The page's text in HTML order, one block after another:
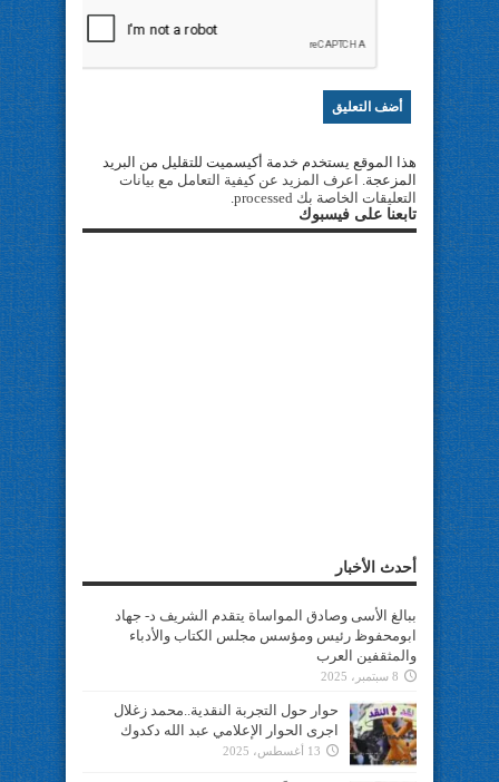
هذا الموقع يستخدم خدمة أكيسميت للتقليل من البريد
المزعجة. اعرف المزيد عن كيفية التعامل مع بيانات
التعليقات الخاصة بك processed
.
تابعنا على فيسبوك
أحدث الأخبار
ببالغ الأسى وصادق المواساة يتقدم الشريف د- جهاد
ابومحفوظ رئيس ومؤسس مجلس الكتاب والأدباء
والمثقفين العرب
8 سبتمبر، 2025
حوار حول التجربة النقدية..محمد زغلال
اجرى الحوار الإعلامي عبد الله دكدوك
13 أغسطس، 2025